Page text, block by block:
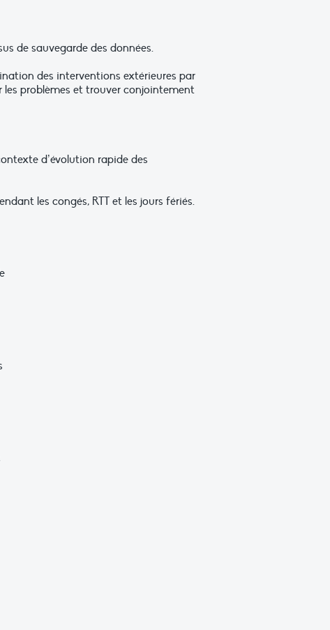
de sauvegarde des données.
des interventions extérieures par
les problèmes et trouver conjointement
d’évolution rapide des
les congés, RTT et les jours fériés.